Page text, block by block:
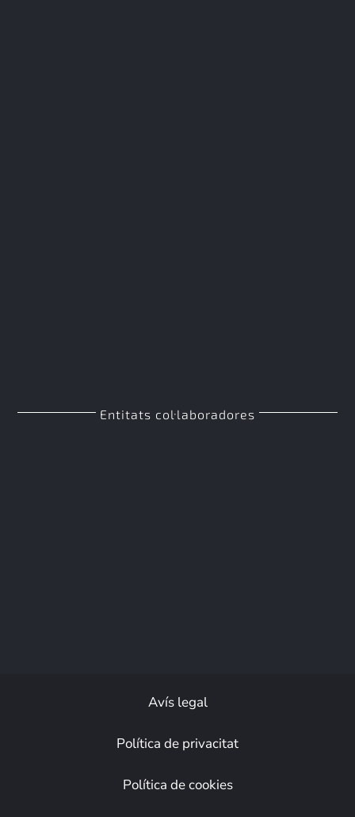
Entitats col·laboradores
Avís legal
Política de privacitat
Política de cookies